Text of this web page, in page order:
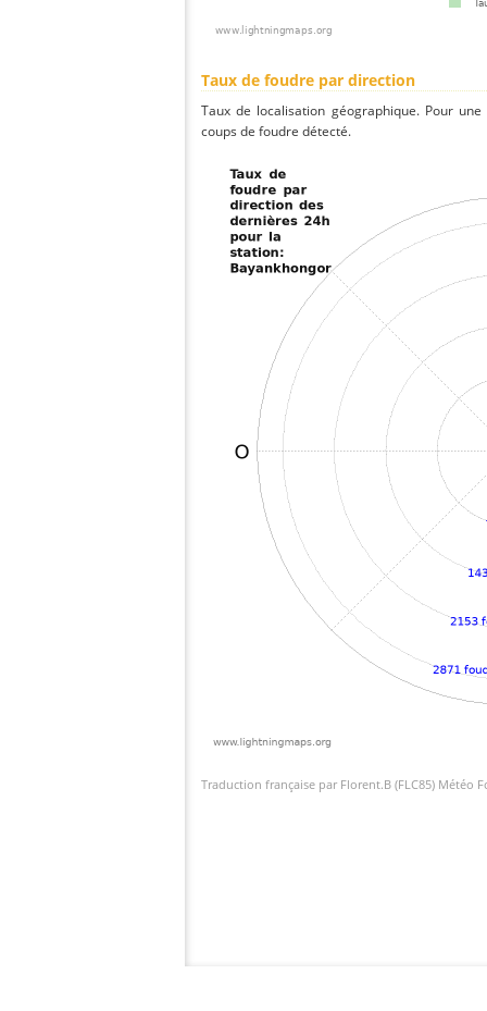
Taux de foudre par direction
Taux de localisation géographique. Pour
coups de foudre détecté.
Traduction française par Florent.B (FLC85) Météo